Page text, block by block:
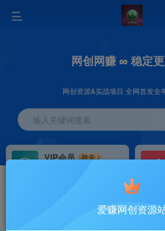
网创网赚 ∞ 稳定
网创资源&实战项目 全网首发全
输入关键词搜索
VIP会员
抢先
会员专属推广链接爱赚网创资源